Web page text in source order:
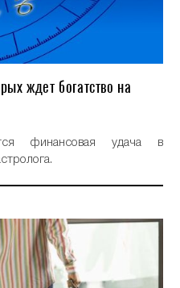
ждет богатство на
финансовая удача в